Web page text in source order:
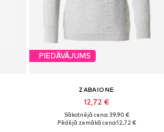
PIEDĀVĀJUMS
ZABAIONE
12,72 €
Sākotnējā cena: 39,90 €
Pēdējā zemākā cena:12,72 €